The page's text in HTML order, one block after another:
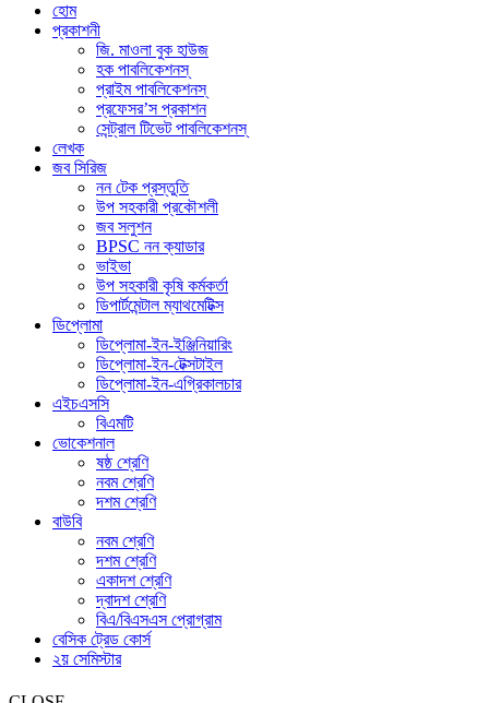
হোম
প্রকাশনী
জি. মাওলা বুক হাউজ
হক পাবলিকেশনস্
প্রাইম পাবলিকেশনস্
প্রফেসর’স প্রকাশন
সেন্ট্রাল টিভেট পাবলিকেশনস্
লেখক
জব সিরিজ
নন টেক প্রস্তুতি
উপ সহকারী প্রকৌশলী
জব সলুশন
BPSC নন ক্যাডার
ভাইভা
উপ সহকারী কৃষি কর্মকর্তা
ডিপার্টমেন্টাল ম্যাথমেটিক্স
ডিপ্লোমা
ডিপ্লোমা-ইন-ইঞ্জিনিয়ারিং
ডিপ্লোমা-ইন-টেক্সটাইল
ডিপ্লোমা-ইন-এগ্রিকালচার
এইচএসসি
বিএমটি
ভোকেশনাল
ষষ্ঠ শ্রেণি
নবম শ্রেণি
দশম শ্রেণি
বাউবি
নবম শ্রেণি
দশম শ্রেণি
একাদশ শ্রেণি
দ্বাদশ শ্রেণি
বিএ/বিএসএস প্রোগ্রাম
বেসিক ট্রেড কোর্স
২য় সেমিস্টার